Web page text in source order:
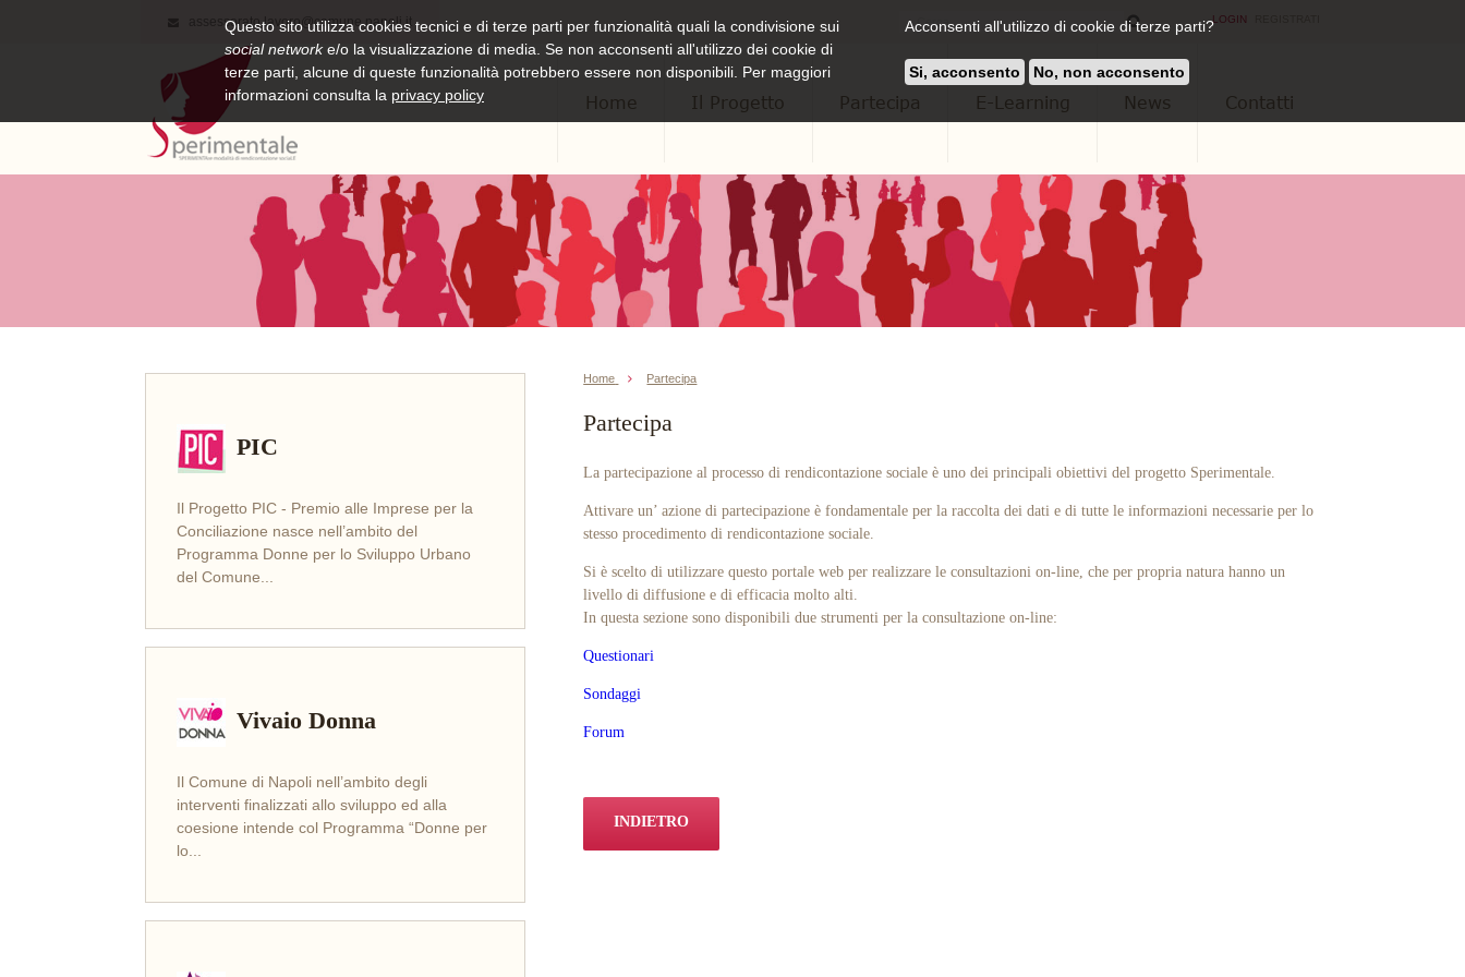
Questo sito utilizza cookies tecnici e di terze parti per funzionalità quali la condivisione sui
social networke/o la visualizzazione di media. Se non acconsenti all'utilizzo dei cookie di
terze parti, alcune di queste funzionalità potrebbero essere non disponibili. Per maggiori
informazioni consulta la privacy policy
Acconsenti all'utilizzo di cookie di terze parti?
Si, acconsento No, non acconsento
assessorato.lavoro@comune.napoli.it LOGIN
Home Il Progetto Partecipa E-Learning News Contatti
PIC
Il Progetto PIC - Premio alle Imprese per la
Conciliazione nasce nell’ambito del
Programma Donne per lo Sviluppo Urbano
del Comune...
LEGGI
Vivaio Donna
Il Comune di Napoli nell’ambito degli
interventi finalizzati allo sviluppo ed alla
coesione intende col Programma “Donne per
lo...
LEGGI
Home Partecipa
Partecipa
La partecipazione al processo di rendicontazione sociale è uno dei principali obiettivi del progetto Sperimentale.
Attivare un’ azione di partecipazione è fondamentale per la raccolta dei dati e di tutte le informazioni necessarie per lo
stesso procedimento di rendicontazione sociale.
Si è scelto di utilizzare questo portale web per realizzare le consultazioni on-line, che per propria natura hanno un
livello di diffusione e di efficacia molto alti.
In questa sezione sono disponibili due strumenti per la consultazione on-line:
Questionari
Sondaggi
Forum
INDIETRO